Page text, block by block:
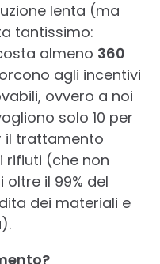
lenta (ma
tantissimo:
almeno 360
agli incentivi
ovvero a noi
solo 10 per
il trattamento
rifiuti (che non
il 99% del
dei materiali e